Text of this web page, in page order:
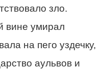
зло.
вине умирал
на пего уздечку,
аульвов и